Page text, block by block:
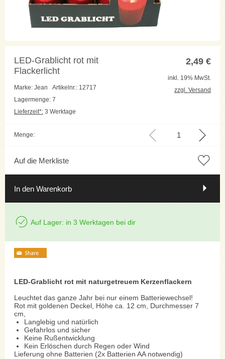
2,49 €
LED-Grablicht rot mit
Flackerlicht
Marke: Jean Artikelnr.: 12717
Lagermenge: 7
Lieferzeit*: 3 Werktage
inkl. 19% MwSt.
zzgl. Versand
Menge:
Auf die Merkliste
In den Warenkorb
Auf Lager: in 3 Werktagen bei dir
LED-Grablicht rot mit naturgetreuem Kerzenflackern
Leuchtet das ganze Jahr bei nur einem Batteriewechsel!
Rot mit goldenen Deckel, Höhe ca. 12 cm, Durchmesser 7
cm,
Langlebig und natürlich
Gefahrlos und sicher
Keine Rußentwicklung
Kein Erlöschen durch Regen oder Wind
Lieferung ohne Batterien (2x Batterien AA notwendig)